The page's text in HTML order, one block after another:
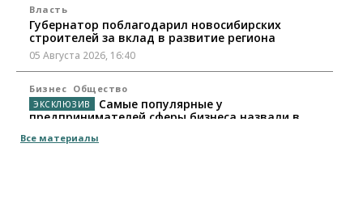
Власть
Губернатор поблагодарил новосибирских
строителей за вклад в развитие региона
05 Августа 2026, 16:40
Бизнес Общество
Самые популярные у
предпринимателей сферы бизнеса назвали в
05 Августа 2026, 16:00
Все материалы